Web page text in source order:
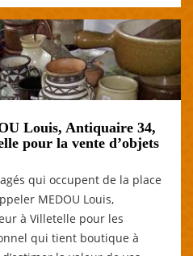
Louis, Antiquaire 34,
pour la vente d’objets
qui occupent de la place
MEDOU Louis,
à Villetelle pour les
qui tient boutique à